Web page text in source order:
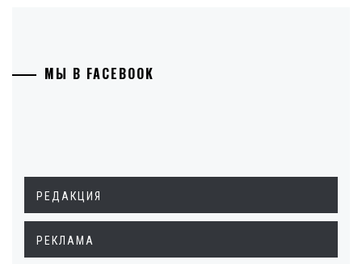
МЫ В FACEBOOK
РЕДАКЦИЯ
РЕКЛАМА